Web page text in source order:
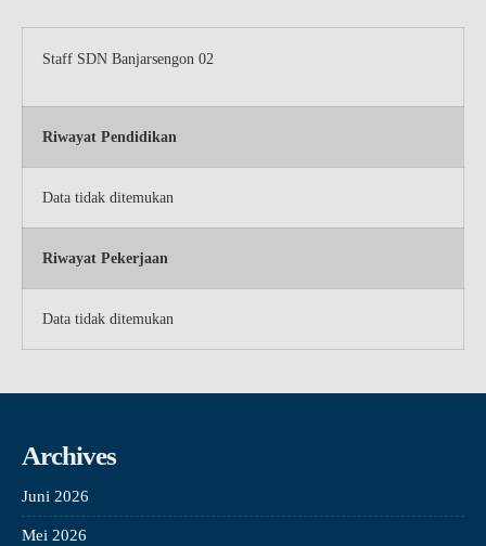
Staff SDN Banjarsengon 02
Riwayat Pendidikan
Data tidak ditemukan
Riwayat Pekerjaan
Data tidak ditemukan
Archives
Juni 2026
Mei 2026